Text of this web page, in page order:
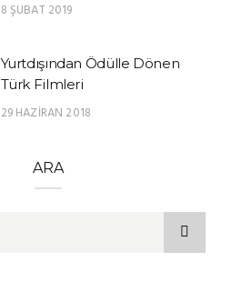
8 ŞUBAT 2019
Yurtdışından Ödülle Dönen
Türk Filmleri
29 HAZIRAN 2018
ARA